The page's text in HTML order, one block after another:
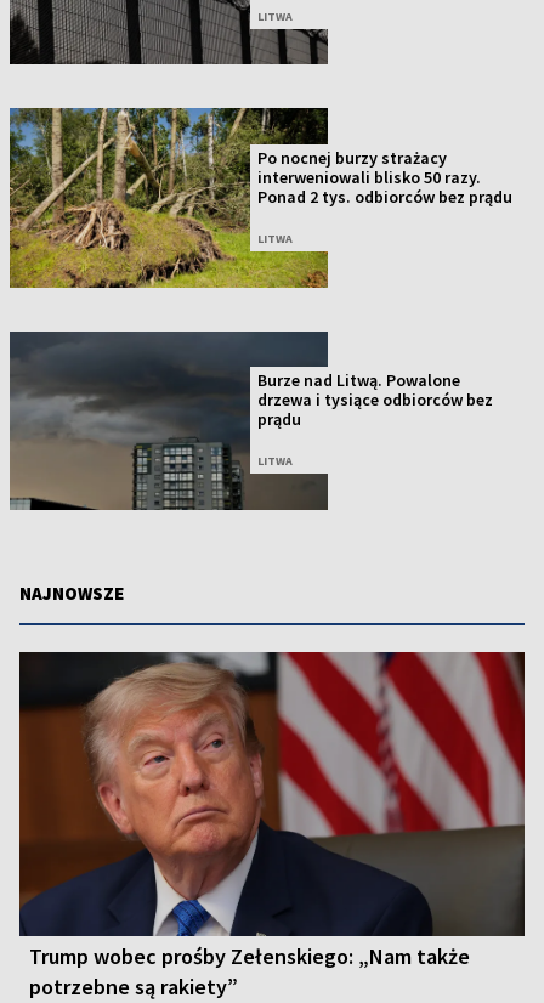
LITWA
Po nocnej burzy strażacy
interweniowali blisko 50 razy.
Ponad 2 tys. odbiorców bez prądu
LITWA
Burze nad Litwą. Powalone
drzewa i tysiące odbiorców bez
prądu
LITWA
NAJNOWSZE
Trump wobec prośby Zełenskiego: „Nam także
potrzebne są rakiety”